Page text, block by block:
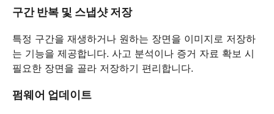
구간 반복 및 스냅샷 저장
특정 구간을 재생하거나 원하는 장면을 이미지로 저장하
는 기능을 제공합니다. 사고 분석이나 증거 자료 확보 시
필요한 장면을 골라 저장하기 편리합니다.
펌웨어 업데이트